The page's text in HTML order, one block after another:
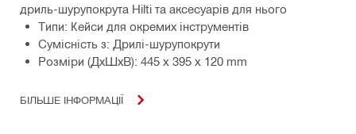
дриль-шурупокрута Hilti та аксесуарів для нього
Типи: Кейси для окремих інструментів
Сумісність з: Дрилі-шурупокрути
Розміри (ДхШхВ): 445 x 395 x 120 mm
БІЛЬШЕ ІНФОРМАЦІЇ